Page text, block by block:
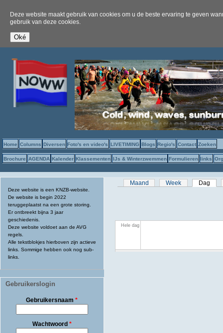
Deze website maakt gebruik van cookies om u de beste ervaring te geven
gebruik van deze cookies.
Home Columns Diversen Foto's en video's LIVETIMING Blogs Regio's Contact Zoeken
Brochure AGENDA Kalender Klassementen IJs & Winterzwemmen Formulieren links
Deze website is een KNZB-website.
De website is begin 2022
teruggeplaatst na een grote storing.
Er ontbreekt bijna 3 jaar
geschiedenis.
Deze website voldoet aan de AVG
regels.
Alle tekstblokjes hierboven zijn actieve
links. Sommige hebben ook nog sub-
links.
Gebruikerslogin
Gebruikersnaam*
Wachtwoord *
Primaire tabs
Maand Week Dag
Hele dag